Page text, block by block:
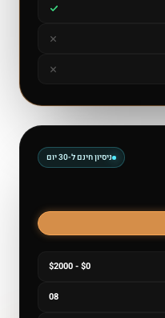
ניסיון חינם ל-30 יום
$0 - $2000
08